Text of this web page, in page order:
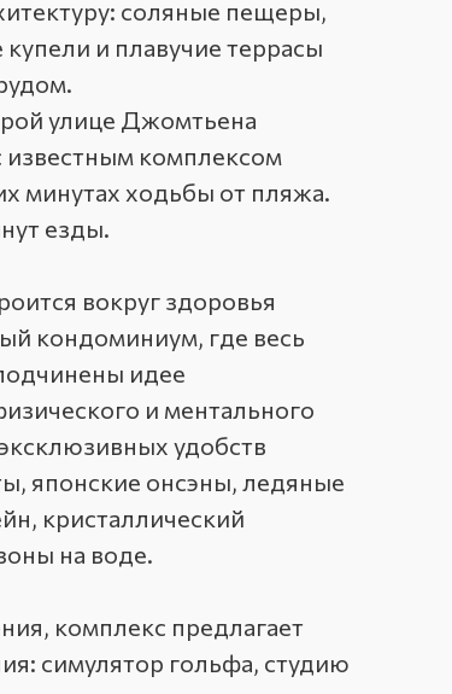
соляные пещеры,
и плавучие террасы
улице Джомтьена
известным комплексом
минутах ходьбы от пляжа.
езды.
вокруг здоровья
кондоминиум, где весь
идее
и ментального
удобств
японские онсэны, ледяные
кристаллический
на воде.
комплекс предлагает
симулятор гольфа, студию